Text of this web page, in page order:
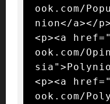
ook.com/
nion</a></p>
<p><a
ook.com/
<p><a
ook.com/